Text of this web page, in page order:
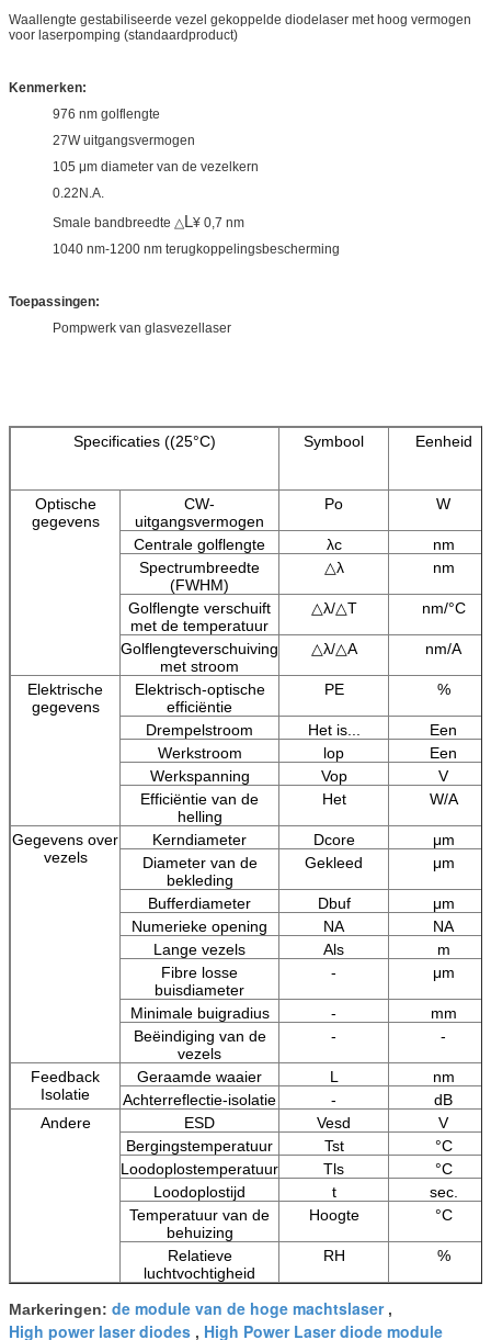
Waallengte gestabiliseerde vezel gekoppelde diodelaser met hoog vermogen
voor laserpomping (standaardproduct)
Kenmerken:
976 nm golflengte
27W uitgangsvermogen
105 μm diameter van de vezelkern
0.22N.A.
Smale bandbreedte △L¥ 0,7 nm
1040 nm-1200 nm terugkoppelingsbescherming
Toepassingen:
Pompwerk van glasvezellaser
Specificaties ((25°C) Symbool Eenheid
Optische
gegevens
CW-
uitgangsvermogen
Po W
Centrale golflengte λc
nm
Spectrumbreedte
(FWHM)
△λ nm
Golflengte verschuift
met de temperatuur
△λ/△T nm/°C
Golflengteverschuiving
met stroom
△λ/△A nm/A
Elektrische
gegevens
Elektrisch-optische
efficiëntie
PE %
Drempelstroom Het is...
Een
Werkstroom
lop
Een
Werkspanning
Vop
V
Efficiëntie van de
helling
Het W/A
Gegevens over
vezels
Kerndiameter Dcore
μm
Diameter van de
bekleding
Gekleed μm
Bufferdiameter Dbuf
μm
Numerieke opening
NA
NA
Lange vezels
Als
m
Fibre losse
buisdiameter
- μm
Minimale buigradius -
mm
Beëindiging van de
vezels
- -
Feedback
Isolatie
Geraamde waaier L
nm
Achterreflectie-isolatie
-
dB
Andere
ESD Vesd
V
Bergingstemperatuur
Tst
°C
Loodoplostemperatuur
Tls
°C
Loodoplostijd
t
sec.
Temperatuur van de
behuizing
Hoogte °C
Relatieve
luchtvochtigheid
RH %
Markeringen: de module van de hoge machtslaser,
High power laser diodes , High Power Laser diode module